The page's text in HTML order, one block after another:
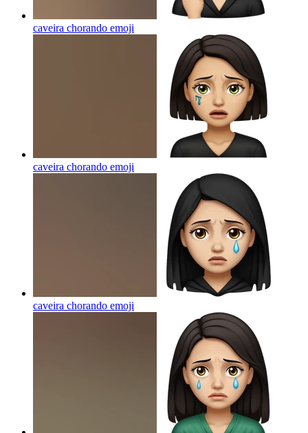
caveira chorando emoji
caveira chorando emoji
caveira chorando emoji